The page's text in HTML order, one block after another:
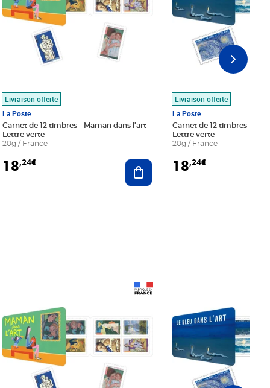
au panier
Livraison offerte
La Poste
Carnet de 12 timbres - Maman dans l'art -
Lettre verte
20g / France
18,24€ Ajouter au panier
Livraison offerte
La Poste
Carnet de 12 timbres - Le
Lettre verte
20g / France
18,24€